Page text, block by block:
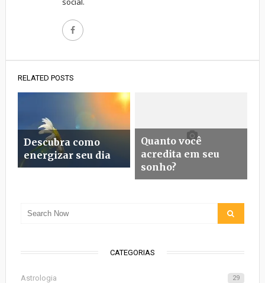
RELATED POSTS
Descubra como
energizar seu dia
Quanto você
acredita em seu
sonho?
CATEGORIAS
Astrologia 29